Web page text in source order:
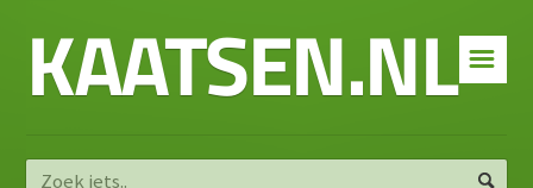
☰
KAATSEN.NL